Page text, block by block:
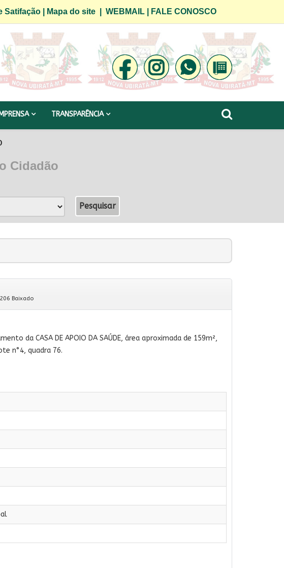
Satifação| Mapa do site| WEBMAIL| FALE CONOSCO
IMPRENSA TRANSPARÊNCIA
Cidadão
206 Baixado
da CASA DE APOIO DA SAÚDE, área aproximada de 159m²,
n°4, quadra 76.